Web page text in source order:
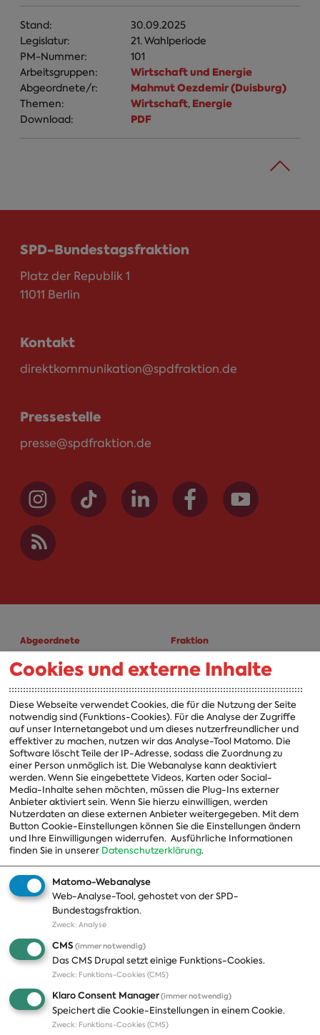
Stand:
30.09.2025
Legislatur:
21. Wahlperiode
PM-Nummer:
101
Arbeitsgruppen:
Wirtschaft und Energie
Abgeordnete/r: Mahmut Oezdemir (Duisburg)
Themen: Wirtschaft, Energie
Download: PDF
SPD-Bundestagsfraktion
Platz der Republik 1
11011 Berlin
Kontakt
direktkommunikation@spdfraktion.de
Pressestelle
presse@spdfraktion.de
Abgeordnete
A-Z
Fraktion
Fraktion
Vorsitzender
Vorstand
Arbeitsgruppen
Ausschussvorsitzende
Beauftragte
Landesgruppen
Organisation
Themen
Positionen
Publikationen
Presse
Fotos
Pressekontakt
Cookies und externe Inhalte
Diese Webseite verwendet Cookies, die für die Nutzung der Seite
notwendig sind (Funktions-Cookies). Für die Analyse der Zugriffe
auf unser Internetangebot und um dieses nutzerfreundlicher und
effektiver zu machen, nutzen wir das Analyse-Tool Matomo. Die
Software löscht Teile der IP-Adresse, sodass die Zuordnung zu
einer Person unmöglich ist. Die Webanalyse kann deaktiviert
werden. Wenn Sie eingebettete Videos, Karten oder Social-
Media-Inhalte sehen möchten, müssen die Plug-Ins externer
Anbieter aktiviert sein. Wenn Sie hierzu einwilligen, werden
Nutzerdaten an diese externen Anbieter weitergegeben. Mit dem
Button Cookie-Einstellungen können Sie die Einstellungen ändern
und Ihre Einwilligungen widerrufen. Ausführliche Informationen
finden Sie in unserer Datenschutzerklärung.
Matomo-Webanalyse
Web-Analyse-Tool, gehostet von der SPD-
Bundestagsfraktion.
Zweck: Analyse
CMS (immer notwendig)
Das CMS Drupal setzt einige Funktions-Cookies.
Zweck: Funktions-Cookies (CMS)
Klaro Consent Manager(immer notwendig)
Speichert die Cookie-Einstellungen in einem Cookie.
Zweck: Funktions-Cookies (CMS)